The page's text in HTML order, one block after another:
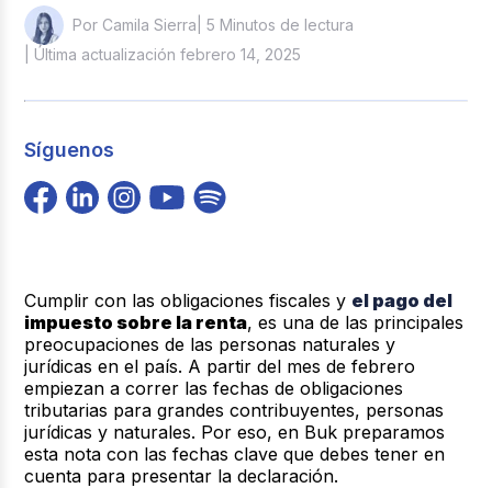
Por Camila Sierra | 5 Minutos de lectura
| Última actualización febrero 14, 2025
Síguenos
Cumplir con las obligaciones fiscales y el pago del
impuesto sobre la renta, es una de las principales
preocupaciones de las personas naturales y
jurídicas en el país. A partir del mes de febrero
empiezan a correr las fechas de obligaciones
tributarias para grandes contribuyentes, personas
jurídicas y naturales. Por eso, en Buk preparamos
esta nota con las fechas clave que debes tener en
cuenta para presentar la declaración.